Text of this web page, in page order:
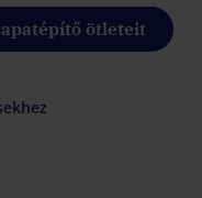
ötleteit